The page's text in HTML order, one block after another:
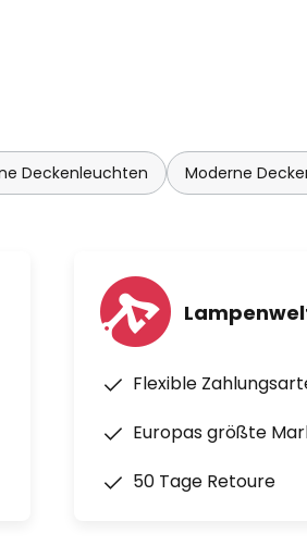
Deckenleuchten Moderne
Flexible
Europas größte
50 Tage Retoure